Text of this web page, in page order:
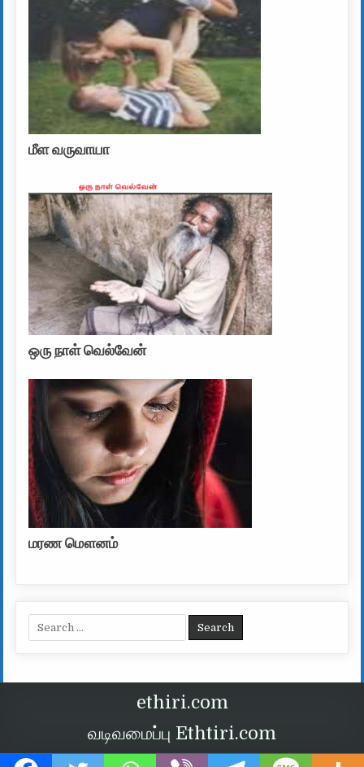
மீள வருவாயா
ஒரு நாள் வெல்வேன்
மரண மௌனம்
Search for:
ethiri.com
வடிவமைப்பு Ethtiri.com